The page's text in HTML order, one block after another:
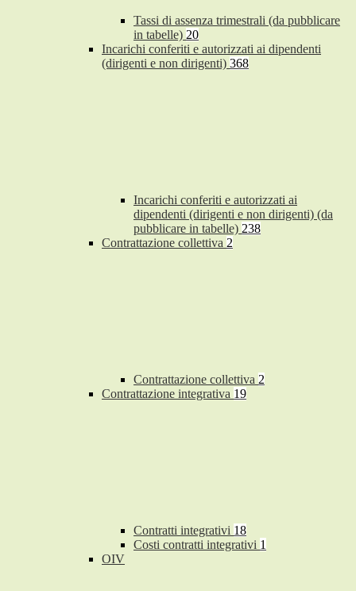
Tassi di assenza trimestrali (da pubblicare
in tabelle) 20
Incarichi conferiti e autorizzati ai dipendenti
(dirigenti e non dirigenti) 368
Incarichi conferiti e autorizzati ai
dipendenti (dirigenti e non dirigenti) (da
pubblicare in tabelle) 238
Contrattazione collettiva 2
Contrattazione collettiva 2
Contrattazione integrativa 19
Contratti integrativi 18
Costi contratti integrativi 1
OIV